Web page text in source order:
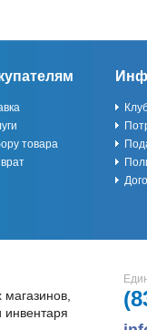
товара
инвентаря